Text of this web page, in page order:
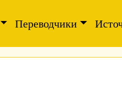
Переводчики